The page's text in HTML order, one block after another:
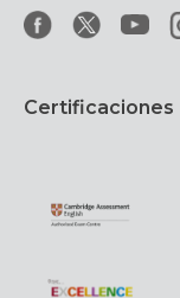
Certificaciones